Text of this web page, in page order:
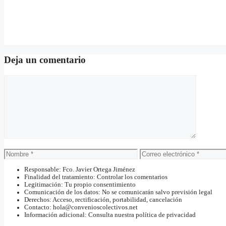
Deja un comentario
Nombre
Correo
electrónico
Responsable: Fco. Javier Ortega Jiménez
Finalidad del tratamiento: Controlar los comentarios
Legitimación: Tu propio consentimiento
Comunicación de los datos: No se comunicarán salvo previsión legal
Derechos: Acceso, rectificación, portabilidad, cancelación
Contacto: hola@convenioscolectivos.net
Información adicional: Consulta nuestra política de privacidad